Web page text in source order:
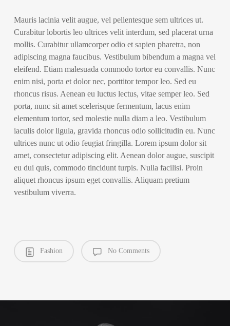
Mauris lacinia velit augue, vel pellentesque sem ultrices ut.
Curabitur lobortis leo ultrices velit interdum, sed placerat urna
mollis. Curabitur ullamcorper odio et sapien pharetra, non
adipiscing magna faucibus. Vestibulum bibendum a magna vel
eleifend. Etiam malesuada commodo tortor eu convallis. Nunc
enim nisi, porta et dolor nec, porttitor tempor leo. Sed eu
rhoncus risus. Aenean eu luctus lectus, vitae semper leo. Sed
porta, nunc sit amet scelerisque fermentum, lacus enim
elementum tortor, sed molestie nulla diam a leo. Vestibulum
iaculis dolor ligula, gravida rhoncus odio sollicitudin eu. Nunc
ultrices nunc ut odio feugiat fringilla. Lorem ipsum dolor sit
amet, consectetur adipiscing elit. Aenean dolor augue, suscipit
eu dui quis, commodo tincidunt turpis. Nulla facilisi. Proin
aliquet rhoncus ipsum eget convallis. Aliquam pretium
vestibulum viverra.
Fashion No Comments